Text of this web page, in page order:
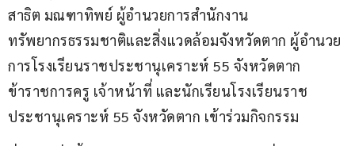
สาธิต มณฑาทิพย์ ผู้อำนวยการสำนักงาน
ทรัพยากรธรรมชาติและสิ่งแวดล้อมจังหวัดตาก ผู้อำนวย
การโรงเรียนราชประชานุเคราะห์ 55 จังหวัดตาก
ข้าราชการครู เจ้าหน้าที่ และนักเรียนโรงเรียนราช
ประชานุเคราะห์ 55 จังหวัดตาก เข้าร่วมกิจกรรม